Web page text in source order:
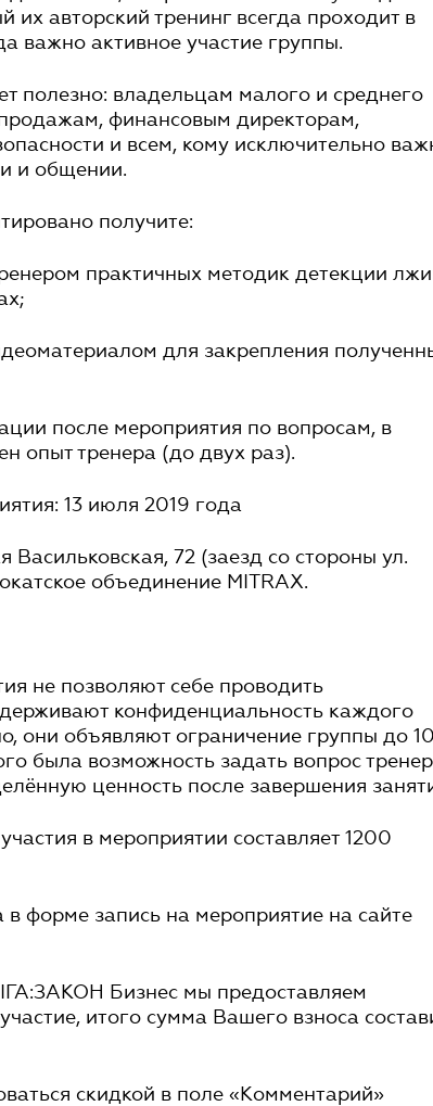
их авторский тренинг всегда проходит в
важно активное участие группы.
полезно: владельцам малого и среднего
финансовым директорам,
и всем, кому исключительно
и общении.
получите:
практичных методик детекции лжи
для закрепления
после мероприятия по вопросам, в
опыт тренера (до двух раз).
13 июля 2019 года
Васильковская, 72 (заезд со стороны ул.
объединение MITRAX.
не позволяют себе проводить
конфиденциальность каждого
они объявляют ограничение группы до
была возможность задать вопрос
ценность после завершения
в мероприятии составляет 1200
в форме запись на мероприятие на сайте
Бизнес мы предоставляем
итого сумма Вашего взноса
скидкой в поле «Комментарий»